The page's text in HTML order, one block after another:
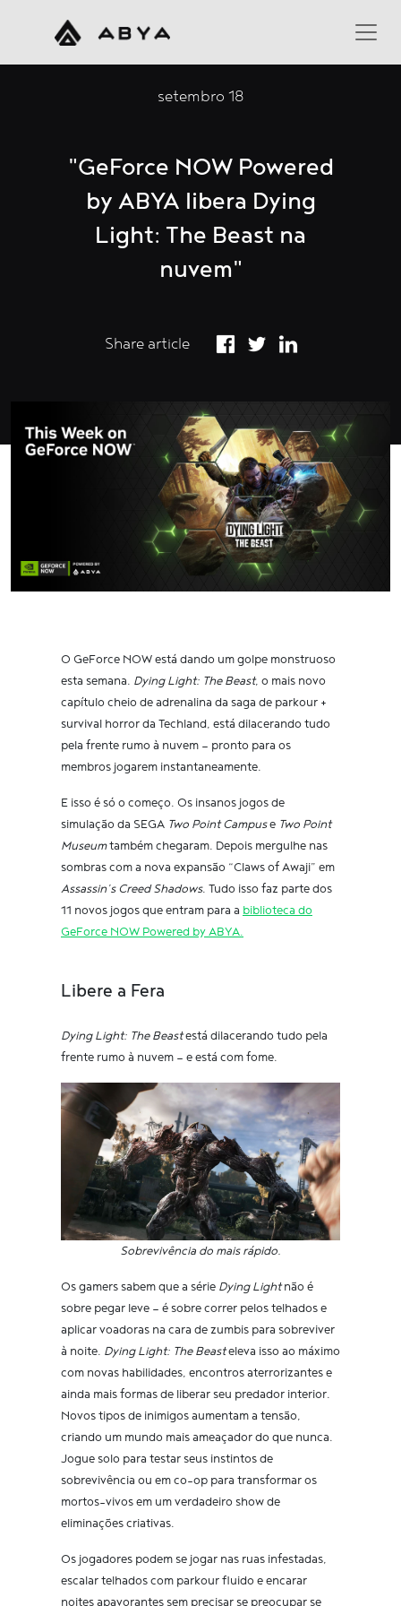
setembro 18
"GeForce NOW Powered
by ABYA libera Dying
Light: The Beast na
nuvem"
Share article
O GeForce NOW está dando um golpe monstruoso
esta semana. Dying Light: The Beast, o mais novo
capítulo cheio de adrenalina da saga de parkour +
survival horror da Techland, está dilacerando tudo
pela frente rumo à nuvem — pronto para os
membros jogarem instantaneamente.
E isso é só o começo. Os insanos jogos de
simulação da SEGA Two Point Campuse Two Point
Museumtambém chegaram. Depois mergulhe nas
sombras com a nova expansão “Claws of Awaji” em
Assassin’s Creed Shadows. Tudo isso faz parte dos
11 novos jogos que entram para a biblioteca do
GeForce NOW Powered by ABYA.
Libere a Fera
Dying Light: The Beastestá dilacerando tudo pela
frente rumo à nuvem — e está com fome.
Sobrevivência do mais rápido.
Os gamers sabem que a série Dying Lightnão é
sobre pegar leve — é sobre correr pelos telhados e
aplicar voadoras na cara de zumbis para sobreviver
à noite. Dying Light: The Beasteleva isso ao máximo
com novas habilidades, encontros aterrorizantes e
ainda mais formas de liberar seu predador interior.
Novos tipos de inimigos aumentam a tensão,
criando um mundo mais ameaçador do que nunca.
Jogue solo para testar seus instintos de
sobrevivência ou em co-op para transformar os
mortos-vivos em um verdadeiro show de
eliminações criativas.
Os jogadores podem se jogar nas ruas infestadas,
escalar telhados com parkour fluido e encarar
noites apavorantes sem precisar se preocupar se